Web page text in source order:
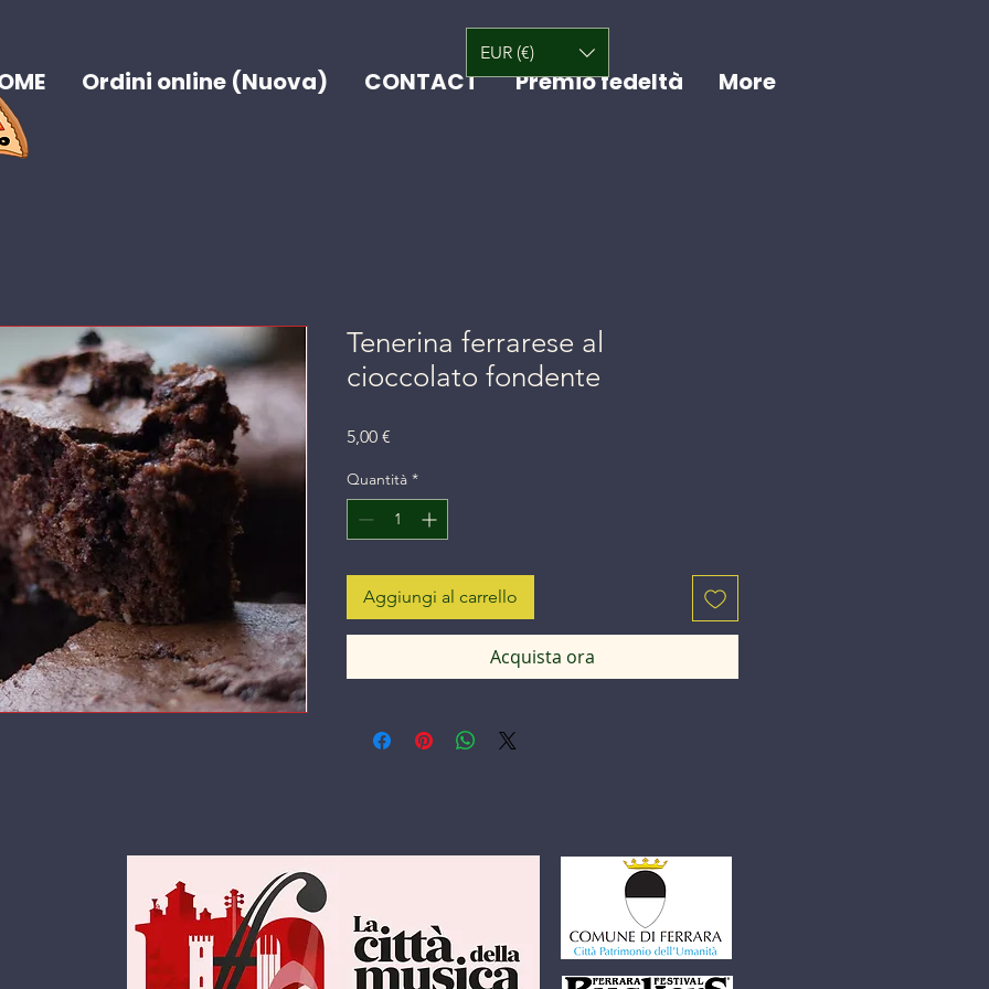
Ordini online (Nuova) CONTACT Premio fedeltà More
EUR (€)
Tenerina ferrarese al
cioccolato fondente
5,00 €
Quantità *
Aggiungi al carrello
Acquista ora